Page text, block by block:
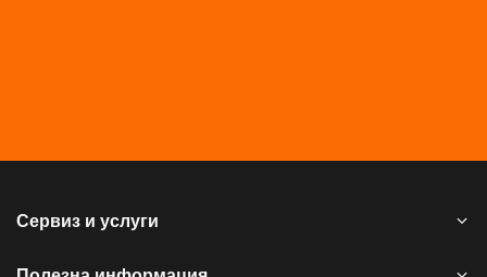
Сервиз и услуги